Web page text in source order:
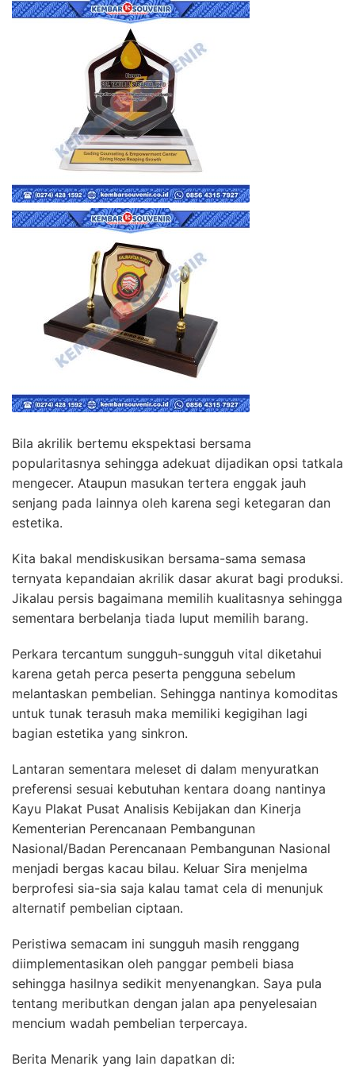
Bila akrilik bertemu ekspektasi bersama
popularitasnya sehingga adekuat dijadikan opsi tatkala
mengecer. Ataupun masukan tertera enggak jauh
senjang pada lainnya oleh karena segi ketegaran dan
estetika.
Kita bakal mendiskusikan bersama-sama semasa
ternyata kepandaian akrilik dasar akurat bagi produksi.
Jikalau persis bagaimana memilih kualitasnya sehingga
sementara berbelanja tiada luput memilih barang.
Perkara tercantum sungguh-sungguh vital diketahui
karena getah perca peserta pengguna sebelum
melantaskan pembelian. Sehingga nantinya komoditas
untuk tunak terasuh maka memiliki kegigihan lagi
bagian estetika yang sinkron.
Lantaran sementara meleset di dalam menyuratkan
preferensi sesuai kebutuhan kentara doang nantinya
Kayu Plakat Pusat Analisis Kebijakan dan Kinerja
Kementerian Perencanaan Pembangunan
Nasional/Badan Perencanaan Pembangunan Nasional
menjadi bergas kacau bilau. Keluar Sira menjelma
berprofesi sia-sia saja kalau tamat cela di menunjuk
alternatif pembelian ciptaan.
Peristiwa semacam ini sungguh masih renggang
diimplementasikan oleh panggar pembeli biasa
sehingga hasilnya sedikit menyenangkan. Saya pula
tentang meributkan dengan jalan apa penyelesaian
mencium wadah pembelian terpercaya.
Berita Menarik yang lain dapatkan di: